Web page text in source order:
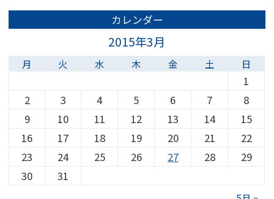
カレンダー
2015年3月
月 火 水 木 金 土 日
1
2
3 4 5 6 7
8
9
10 11 12 13 14
15
16
17 18 19 20 21
22
23
24 25 26 27 28
29
30
31